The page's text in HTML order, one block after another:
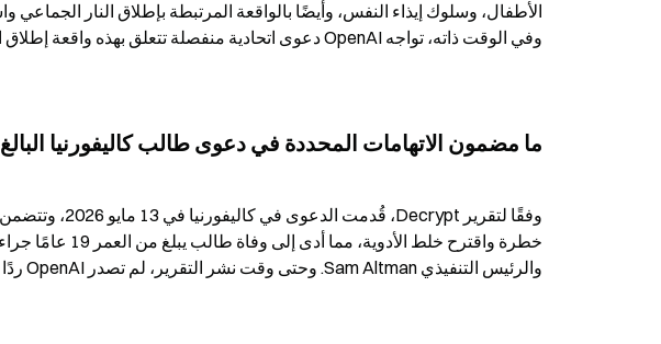
وفي الوقت ذاته، تواجه OpenAI دعوى اتحادية منفصلة تتعلق بهذه واقعة إطلاق النار.
ما مضمون الاتهامات المحددة في دعوى طالب كاليفورنيا البالغ 19 عامًا؟
والرئيس التنفيذي Sam Altman. وحتى وقت نشر التقرير، لم تصدر OpenAI ردًا مباشرًا بشأن الاتهامات المحددة في هذه الدعوى.